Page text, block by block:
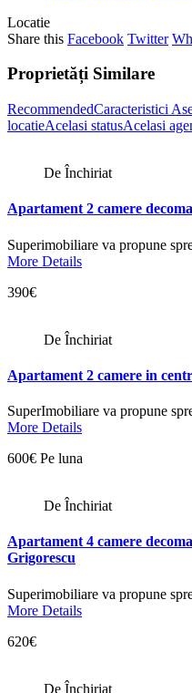
Locatie
Share this Facebook Twitter
Proprietăți Similare
RecommendedCaracteristici
locatieAcelasi statusAcelasi
De Închiriat
Apartament 2 camere
Superimobiliare va propune
More Details
390€
De Închiriat
Apartament 2 camere in
SuperImobiliare va propune
More Details
600€ Pe luna
De Închiriat
Apartament 4 camere
Grigorescu
Superimobiliare va propune
More Details
620€
De Închiriat